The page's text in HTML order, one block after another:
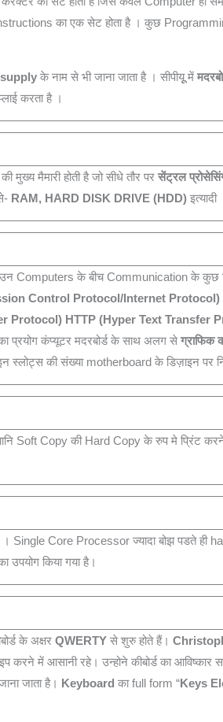
का एक सेट होता है । कुछ
के नाम से भी जाना जाता है । सीपीयूू में
करता है ।
मैमारी होती है जो सीधे तौर पर सेंट्रल
RAM, HARD DISK DRIVE (HDD) इत्यादी
Computers के बीच Communication के कुछ
Control Protocol/Internet Protocol)
Protocol) HTTP (Hyper Text Transfer
प्रयोग कंप्‍यूटर मदरबोर्ड के साथ अलग से ग्राफिक
स्लोट्स की संख्या motherboard के डिज़ाइन पर
Soft Copy की Hard Copy के रुप मे प्रिंट करने
Single Core Processor ज्‍यादा बोझ पडते ही
किया गया है।
के अक्षर QWERTY से शुरु होते हैं।
करने में आसानी रहे। उन्होने कीबोर्ड का आविष्कार
जाता है। Keyboard का full form “Keys